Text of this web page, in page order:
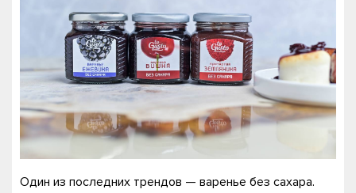
Один из последних трендов — варенье без сахара.